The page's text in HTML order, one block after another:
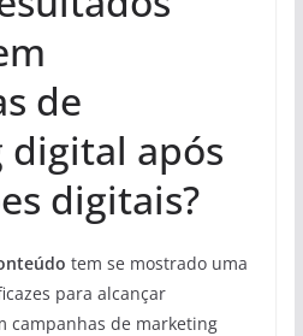
de
após
digitais?
tem se mostrado uma
para alcançar
campanhas de marketing